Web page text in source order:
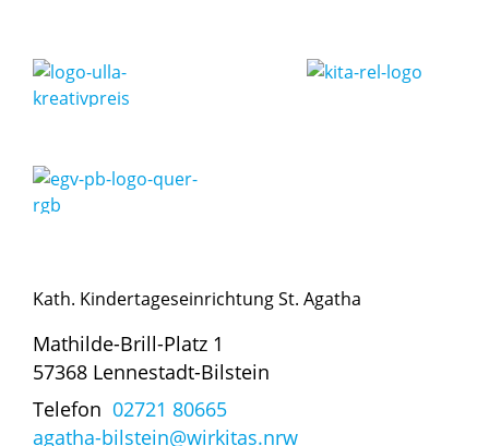
Kath. Kindertageseinrichtung St. Agatha
Mathilde-Brill-Platz 1
57368 Lennestadt-Bilstein
Telefon 02721 80665
agatha-bilstein@wirkitas.nrw